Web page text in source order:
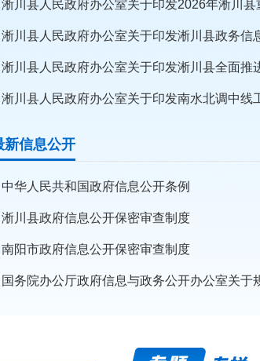
新信息公开
中华人民共和国政府信息公开条例
淅川县政府信息公开保密审查制度
南阳市政府信息公开保密审查制度